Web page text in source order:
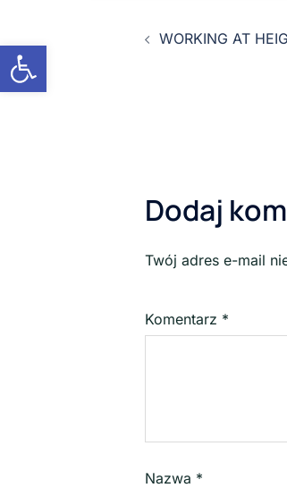
Otwórz pasekWORKING AT
Dodaj
Twój adres e-mail
Komentarz *
Nazwa *